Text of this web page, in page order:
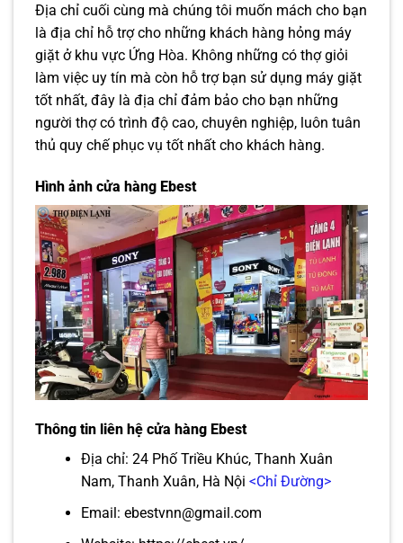
Địa chỉ cuối cùng mà chúng tôi muốn mách cho bạn
là địa chỉ hỗ trợ cho những khách hàng hỏng máy
giặt ở khu vực Ứng Hòa. Không những có thợ giỏi
làm việc uy tín mà còn hỗ trợ bạn sử dụng máy giặt
tốt nhất, đây là địa chỉ đảm bảo cho bạn những
người thợ có trình độ cao, chuyên nghiệp, luôn tuân
thủ quy chế phục vụ tốt nhất cho khách hàng.
Hình ảnh cửa hàng Ebest
Thông tin liên hệ cửa hàng Ebest
Địa chỉ: 24 Phố Triều Khúc, Thanh Xuân
Nam, Thanh Xuân, Hà Nội <Chỉ Đường>
Email: ebestvnn@gmail.com